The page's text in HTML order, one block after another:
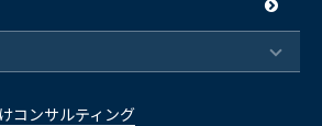
コンサルティング